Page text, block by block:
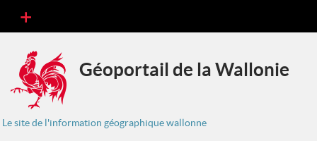
Géoportail de la Wallonie
Le site de l'information géographique wallonne